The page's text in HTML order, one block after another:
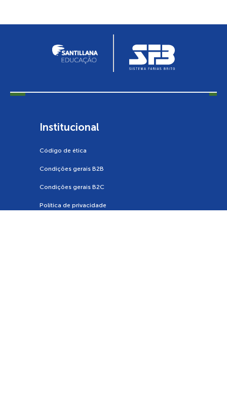
Institucional
Código de ética
Condições gerais B2B
Condições gerais B2C
Política de privacidade